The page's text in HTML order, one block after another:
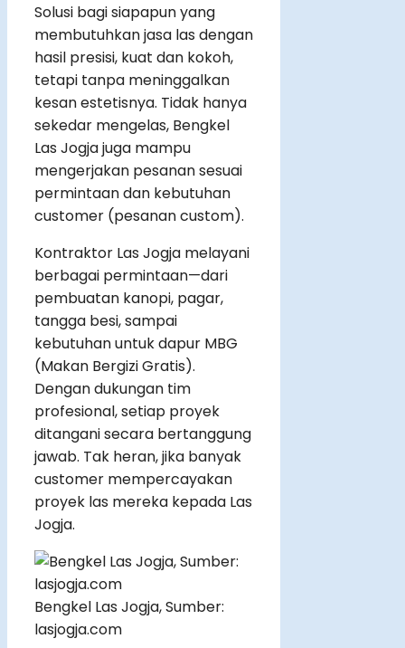
Solusi bagi siapapun yang
membutuhkan jasa las dengan
hasil presisi, kuat dan kokoh,
tetapi tanpa meninggalkan
kesan estetisnya. Tidak hanya
sekedar mengelas, Bengkel
Las Jogja juga mampu
mengerjakan pesanan sesuai
permintaan dan kebutuhan
customer (pesanan custom).
Kontraktor Las Jogja melayani
berbagai permintaan—dari
pembuatan kanopi, pagar,
tangga besi, sampai
kebutuhan untuk dapur MBG
(Makan Bergizi Gratis).
Dengan dukungan tim
profesional, setiap proyek
ditangani secara bertanggung
jawab. Tak heran, jika banyak
customer mempercayakan
proyek las mereka kepada Las
Jogja.
Bengkel Las Jogja, Sumber:
lasjogja.com